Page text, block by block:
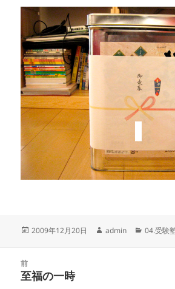
投
2009年12月20日
作
admin
カ
04.受験
前
前
至福の一時